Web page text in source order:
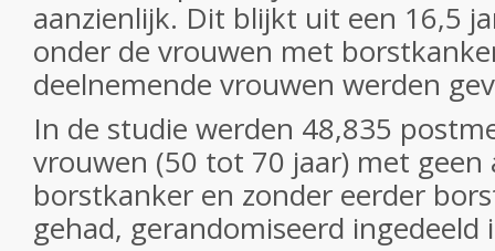
aanzienlijk. Dit blijkt uit een 16,5
onder de vrouwen met
deelnemende vrouwen werden
In de studie werden 48,835
vrouwen (50 tot 70 jaar) met
borstkanker en zonder eerder
gehad, gerandomiseerd